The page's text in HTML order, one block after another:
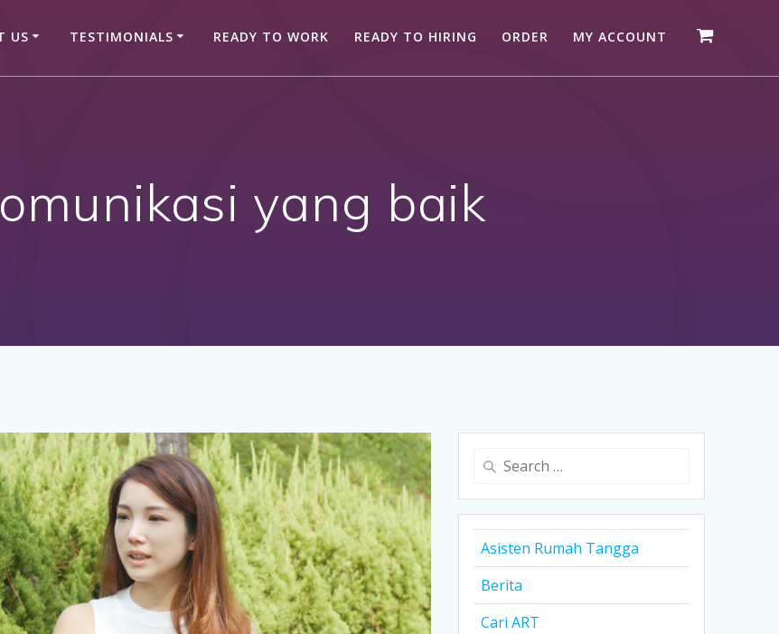
US TESTIMONIALS READY TO WORK READY TO HIRING ORDER MY ACCOUNT
yang baik
Search
Asisten Rumah Tangga
Berita
Cari ART